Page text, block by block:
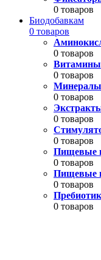
0 товаров
Биодобавкам
0 товаров
0 товаров
Витамины
0 товаров
Минералы
0 товаров
0 товаров
0 товаров
Пищевые
0 товаров
Пищевые
0 товаров
0 товаров